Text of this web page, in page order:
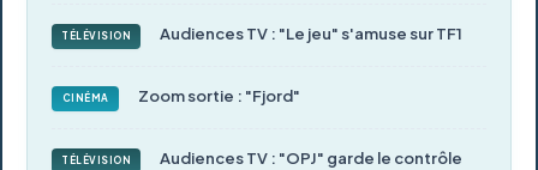
TÉLÉVISION Audiences TV : "Le jeu" s'amuse sur TF1
CINÉMA Zoom sortie : "Fjord"
TÉLÉVISION
Audiences TV : "OPJ" garde le contrôle